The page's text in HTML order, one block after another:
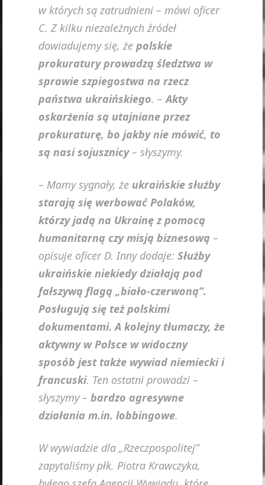
w których są zatrudnieni – mówi oficer
C. Z kilku niezależnych źródeł
dowiadujemy się, żepolskie
prokuratury prowadzą śledztwa w
sprawie szpiegostwa na rzecz
państwa ukraińskiego. –Akty
oskarżenia są utajniane przez
prokuraturę, bo jakby nie mówić, to
są nasi sojusznicy– słyszymy.
– Mamy sygnały, że ukraińskie służby
starają się werbować Polaków,
którzy jadą na Ukrainę z pomocą
humanitarną czy misją biznesową –
opisuje oficer D. Inny dodaje: Służby
ukraińskie niekiedy działają pod
fałszywą flagą „biało-czerwoną”.
Posługują się też polskimi
dokumentami. A kolejny tłumaczy, że
aktywny w Polsce w widoczny
sposób jest także wywiad niemiecki i
francuski. Ten ostatni prowadzi –
słyszymy –bardzo agresywne
działania m.in. lobbingowe.
W wywiadzie dla „Rzeczpospolitej”
zapytaliśmy płk. Piotra Krawczyka,